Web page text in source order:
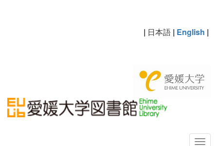
| 日本語 | English |